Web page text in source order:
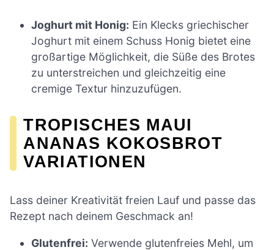
Joghurt mit Honig: Ein Klecks griechischer
Joghurt mit einem Schuss Honig bietet eine
großartige Möglichkeit, die Süße des Brotes
zu unterstreichen und gleichzeitig eine
cremige Textur hinzuzufügen.
TROPISCHES MAUI
ANANAS KOKOSBROT
VARIATIONEN
Lass deiner Kreativität freien Lauf und passe das
Rezept nach deinem Geschmack an!
Glutenfrei: Verwende glutenfreies Mehl, um